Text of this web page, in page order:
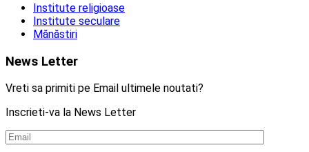
Institute religioase
Institute seculare
Mănăstiri
News Letter
Vreti sa primiti pe Email ultimele noutati?
Inscrieti-va la News Letter